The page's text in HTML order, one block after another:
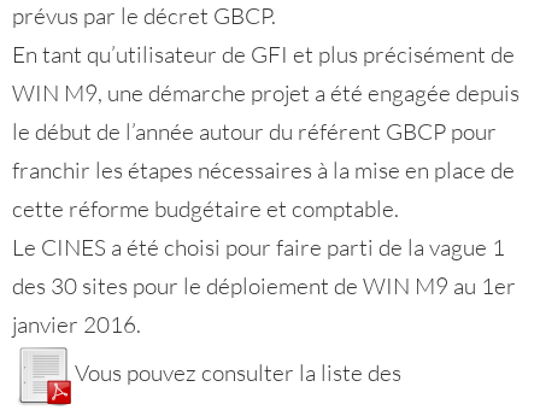
prévus par le décret GBCP.
En tant qu’utilisateur de GFI et plus précisément de
WIN M9, une démarche projet a été engagée depuis
le début de l’année autour du référent GBCP pour
franchir les étapes nécessaires à la mise en place de
cette réforme budgétaire et comptable.
Le CINES a été choisi pour faire parti de la vague 1
des 30 sites pour le déploiement de WIN M9 au 1er
janvier 2016.
Vous pouvez consulter la liste des